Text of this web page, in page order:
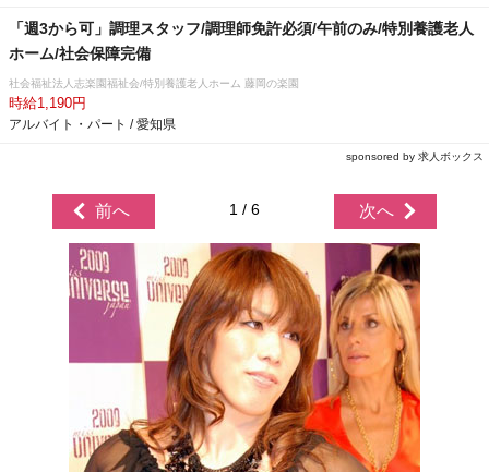
「週3から可」調理スタッフ/調理師免許必須/午前のみ/特別養護老人
ホーム/社会保障完備
社会福祉法人志楽園福祉会/特別養護老人ホーム 藤岡の楽園
時給1,190円
アルバイト・パート / 愛知県
sponsored by 求人ボックス
前へ 1 / 6 次へ